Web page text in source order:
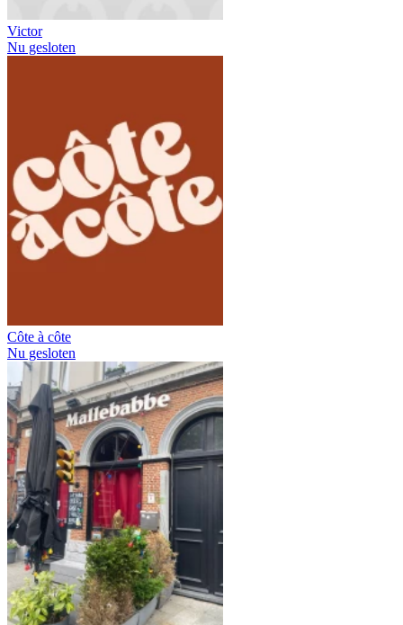
Victor
Nu gesloten
Côte à côte
Nu gesloten